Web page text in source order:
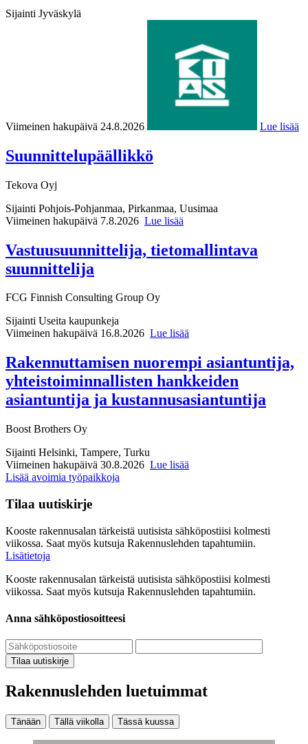
Sijainti Jyväskylä
Viimeinen hakupäivä 24.8.2026 Lue lisää
Suunnittelupäällikkö
Tekova Oyj
Sijainti Pohjois-Pohjanmaa, Pirkanmaa, Uusimaa
Viimeinen hakupäivä 7.8.2026 Lue lisää
Vastuusuunnittelija, tietomallintava
suunnittelija
FCG Finnish Consulting Group Oy
Sijainti Useita kaupunkeja
Viimeinen hakupäivä 16.8.2026 Lue lisää
Rakennuttamisen nuorempi asiantuntija,
yhteistoiminnallisten hankkeiden
asiantuntija ja kustannusasiantuntija
Boost Brothers Oy
Sijainti Helsinki, Tampere, Turku
Viimeinen hakupäivä 30.8.2026 Lue lisää
Lisää avoimia työpaikkoja
Tilaa uutiskirje
Kooste rakennusalan tärkeistä uutisista sähköpostiisi kolmesti
viikossa. Saat myös kutsuja Rakennuslehden tapahtumiin.
Lisätietoja
Kooste rakennusalan tärkeistä uutisista sähköpostiisi kolmesti
viikossa. Saat myös kutsuja Rakennuslehden tapahtumiin.
Anna sähköpostiosoitteesi
Tilaa uutiskirje
Rakennuslehden luetuimmat
Tänään Tällä viikolla Tässä kuussa